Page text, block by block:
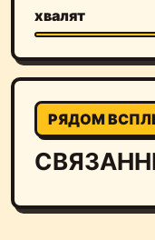
хвалят
РЯДОМ